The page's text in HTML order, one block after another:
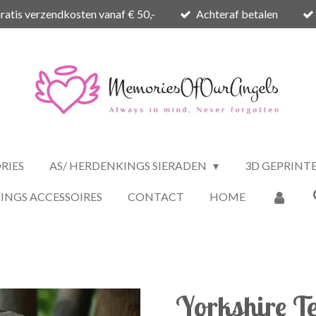
verzendkosten vanaf € 50,- Achteraf betalen
AS/ HERDENKINGS SIERADEN 3D
ACCESSOIRES CONTACT HOME
Yorkshire